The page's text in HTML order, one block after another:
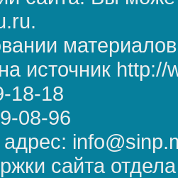
источник
18-18
08-96
сайта